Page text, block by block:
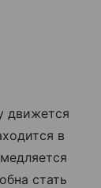
движется
в
стать